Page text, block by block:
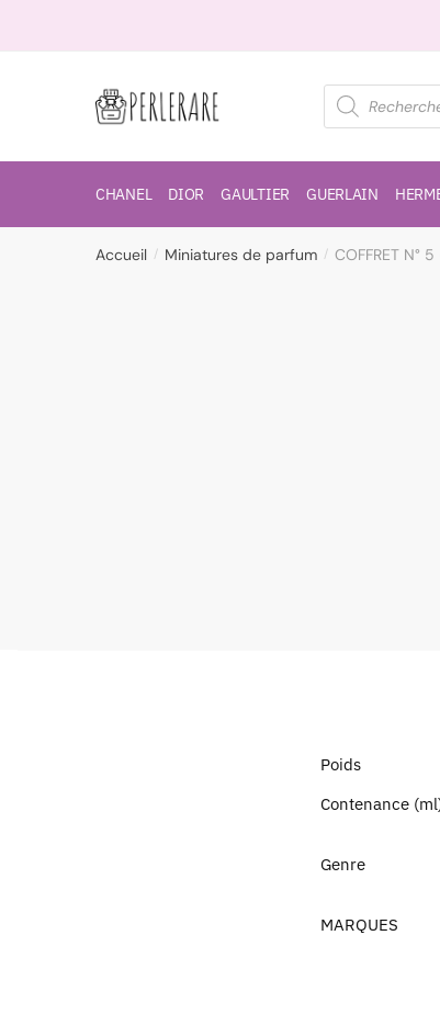
CHANEL DIOR GAULTIER GUERLAIN
Accueil / Miniatures de parfum / COFFRET N°
Poids
Contenance
Genre
MARQUES